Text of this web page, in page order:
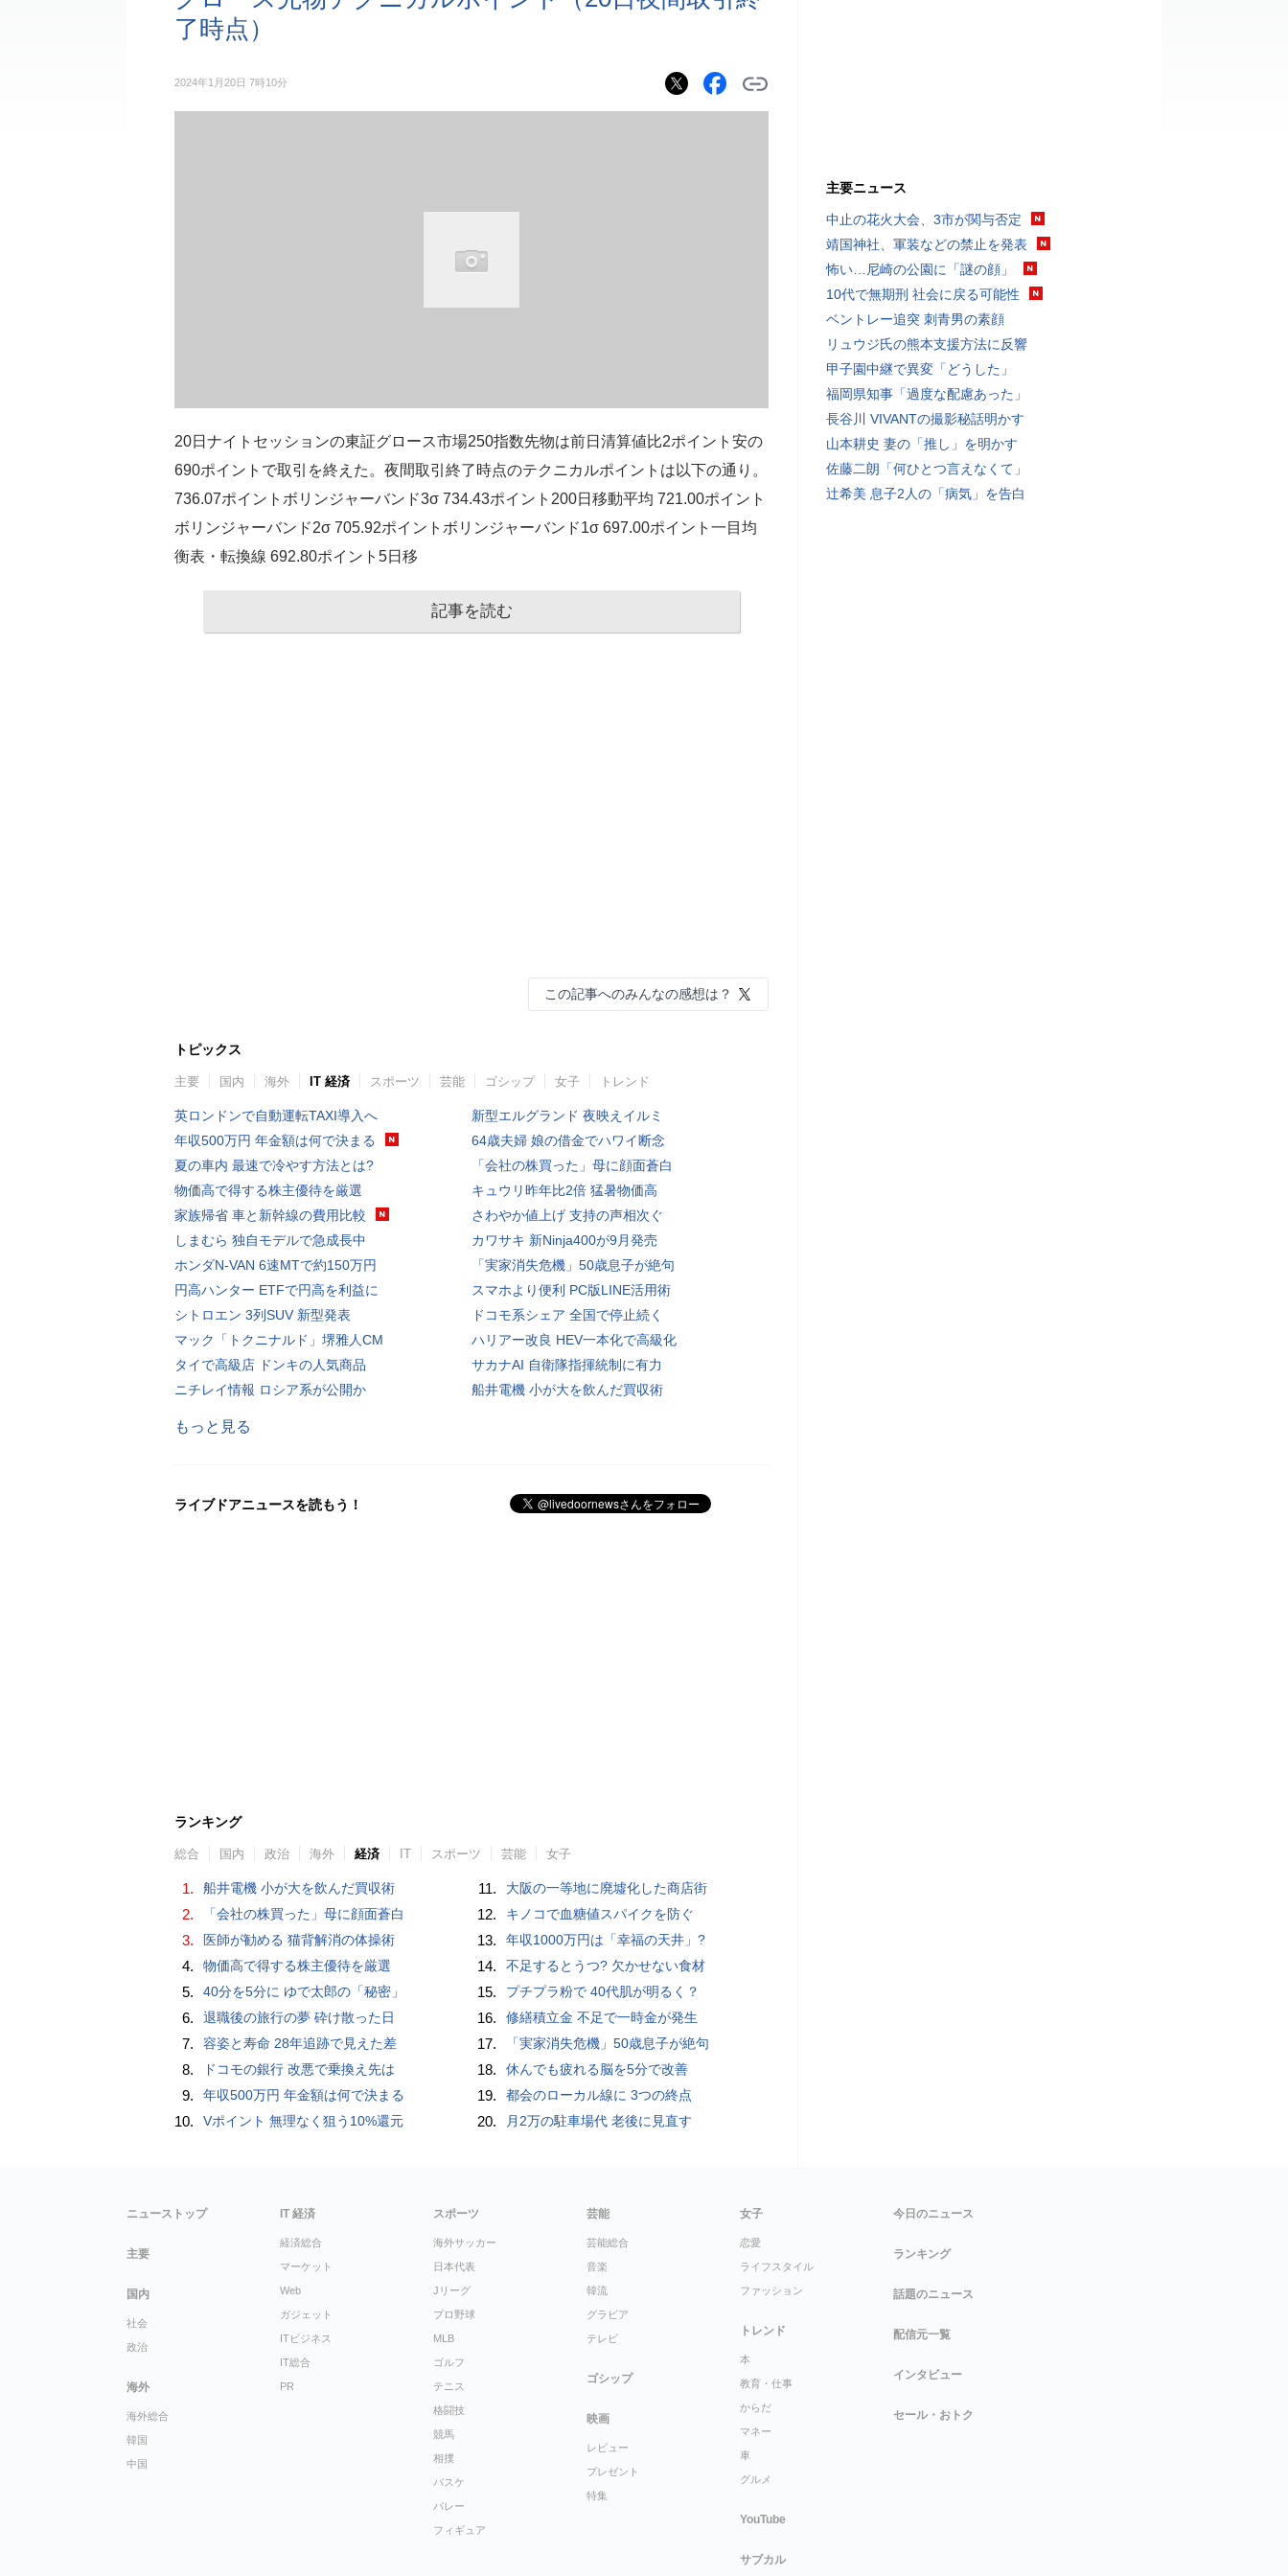
了時点）
2024年1月20日 7時10分
20日ナイトセッションの東証グロース市場250指数先物は前日清算値比2ポイント安の
690ポイントで取引を終えた。夜間取引終了時点のテクニカルポイントは以下の通り。
736.07ポイントボリンジャーバンド3σ 734.43ポイント200日移動平均 721.00ポイント
ボリンジャーバンド2σ 705.92ポイントボリンジャーバンド1σ 697.00ポイント一目均
衡表・転換線 692.80ポイント5日移
記事を読む
この記事へのみんなの感想は？
トピックス
主要 国内 海外 IT 経済 スポーツ 芸能 ゴシップ 女子 トレンド
英ロンドンで自動運転TAXI導入へ
年収500万円 年金額は何で決まる
夏の車内 最速で冷やす方法とは?
物価高で得する株主優待を厳選
家族帰省 車と新幹線の費用比較
しまむら 独自モデルで急成長中
ホンダN-VAN 6速MTで約150万円
円高ハンター ETFで円高を利益に
シトロエン 3列SUV 新型発表
マック「トクニナルド」堺雅人CM
タイで高級店 ドンキの人気商品
ニチレイ情報 ロシア系が公開か
新型エルグランド 夜映えイルミ
64歳夫婦 娘の借金でハワイ断念
「会社の株買った」母に顔面蒼白
キュウリ昨年比2倍 猛暑物価高
さわやか値上げ 支持の声相次ぐ
カワサキ 新Ninja400が9月発売
「実家消失危機」50歳息子が絶句
スマホより便利 PC版LINE活用術
ドコモ系シェア 全国で停止続く
ハリアー改良 HEV一本化で高級化
サカナAI 自衛隊指揮統制に有力
船井電機 小が大を飲んだ買収術
もっと見る
ライブドアニュースを読もう！
ランキング
総合 国内 政治 海外 経済 IT スポーツ 芸能 女子
1. 船井電機 小が大を飲んだ買収術
2. 「会社の株買った」母に顔面蒼白
3. 医師が勧める 猫背解消の体操術
4. 物価高で得する株主優待を厳選
5. 40分を5分に ゆで太郎の「秘密」
6. 退職後の旅行の夢 砕け散った日
7. 容姿と寿命 28年追跡で見えた差
8. ドコモの銀行 改悪で乗換え先は
9. 年収500万円 年金額は何で決まる
10. Vポイント 無理なく狙う10%還元
11. 大阪の一等地に廃墟化した商店街
12. キノコで血糖値スパイクを防ぐ
13. 年収1000万円は「幸福の天井」?
14. 不足するとうつ? 欠かせない食材
15. プチプラ粉で 40代肌が明るく？
16. 修繕積立金 不足で一時金が発生
17. 「実家消失危機」50歳息子が絶句
18. 休んでも疲れる脳を5分で改善
19. 都会のローカル線に 3つの終点
20. 月2万の駐車場代 老後に見直す
主要ニュース
中止の花火大会、3市が関与否定
靖国神社、軍装などの禁止を発表
怖い…尼崎の公園に「謎の顔」
10代で無期刑 社会に戻る可能性
ベントレー追突 刺青男の素顔
リュウジ氏の熊本支援方法に反響
甲子園中継で異変「どうした」
福岡県知事「過度な配慮あった」
長谷川 VIVANTの撮影秘話明かす
山本耕史 妻の「推し」を明かす
佐藤二朗「何ひとつ言えなくて」
辻希美 息子2人の「病気」を告白
ニューストップ
主要
国内
社会
政治
海外
海外総合
韓国
中国
IT 経済
経済総合
マーケット
Web
ガジェット
ITビジネス
IT総合
PR
スポーツ
海外サッカー
日本代表
Jリーグ
プロ野球
MLB
ゴルフ
テニス
格闘技
競馬
相撲
バスケ
バレー
フィギュア
芸能
芸能総合
音楽
韓流
グラビア
テレビ
ゴシップ
映画
レビュー
プレゼント
特集
女子
恋愛
ライフスタイル
ファッション
トレンド
本
教育・仕事
からだ
マネー
車
グルメ
YouTube
サブカル
今日のニュース
ランキング
話題のニュース
配信元一覧
インタビュー
セール・おトク